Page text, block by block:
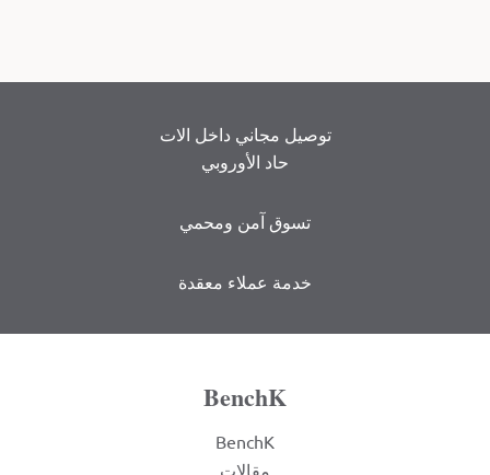
توصيل مجاني داخل الات
حاد الأوروبي
تسوق آمن ومحمي
خدمة عملاء معقدة
BenchK
BenchK
مقالات